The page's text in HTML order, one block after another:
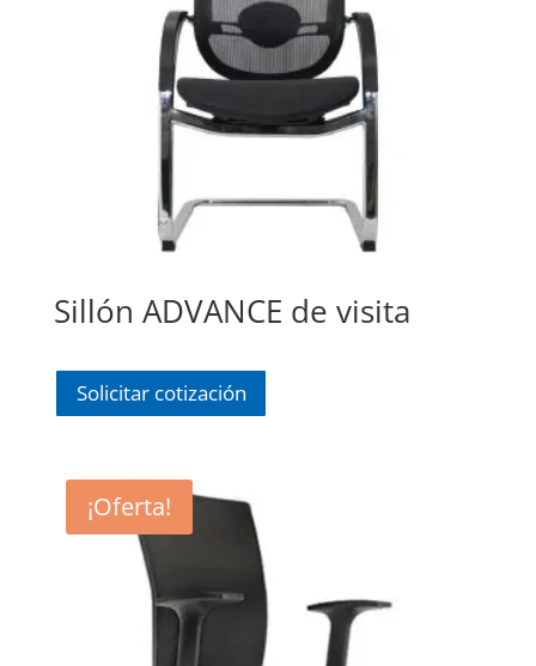
Sillón ADVANCE de visita
Solicitar cotización
¡Oferta!